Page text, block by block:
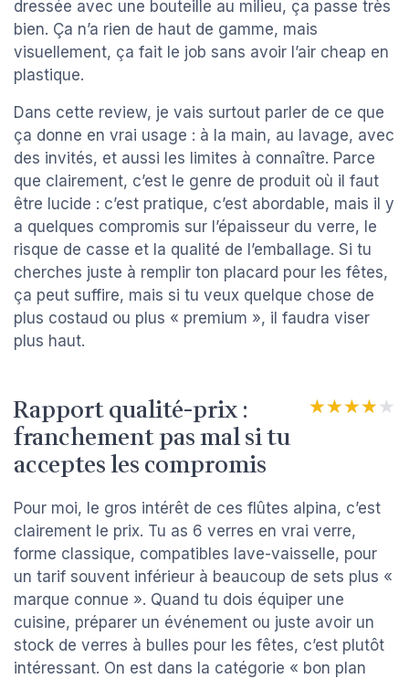
dressée avec une bouteille au milieu, ça passe très
bien. Ça n’a rien de haut de gamme, mais
visuellement, ça fait le job sans avoir l’air cheap en
plastique.
Dans cette review, je vais surtout parler de ce que
ça donne en vrai usage : à la main, au lavage, avec
des invités, et aussi les limites à connaître. Parce
que clairement, c’est le genre de produit où il faut
être lucide : c’est pratique, c’est abordable, mais il y
a quelques compromis sur l’épaisseur du verre, le
risque de casse et la qualité de l’emballage. Si tu
cherches juste à remplir ton placard pour les fêtes,
ça peut suffire, mais si tu veux quelque chose de
plus costaud ou plus « premium », il faudra viser
plus haut.
Rapport qualité-prix :
franchement pas mal si tu
acceptes les compromis
★★★★★
★★★★★
Pour moi, le gros intérêt de ces flûtes alpina, c’est
clairement le prix. Tu as 6 verres en vrai verre,
forme classique, compatibles lave-vaisselle, pour
un tarif souvent inférieur à beaucoup de sets plus «
marque connue ». Quand tu dois équiper une
cuisine, préparer un événement ou juste avoir un
stock de verres à bulles pour les fêtes, c’est plutôt
intéressant. On est dans la catégorie « bon plan